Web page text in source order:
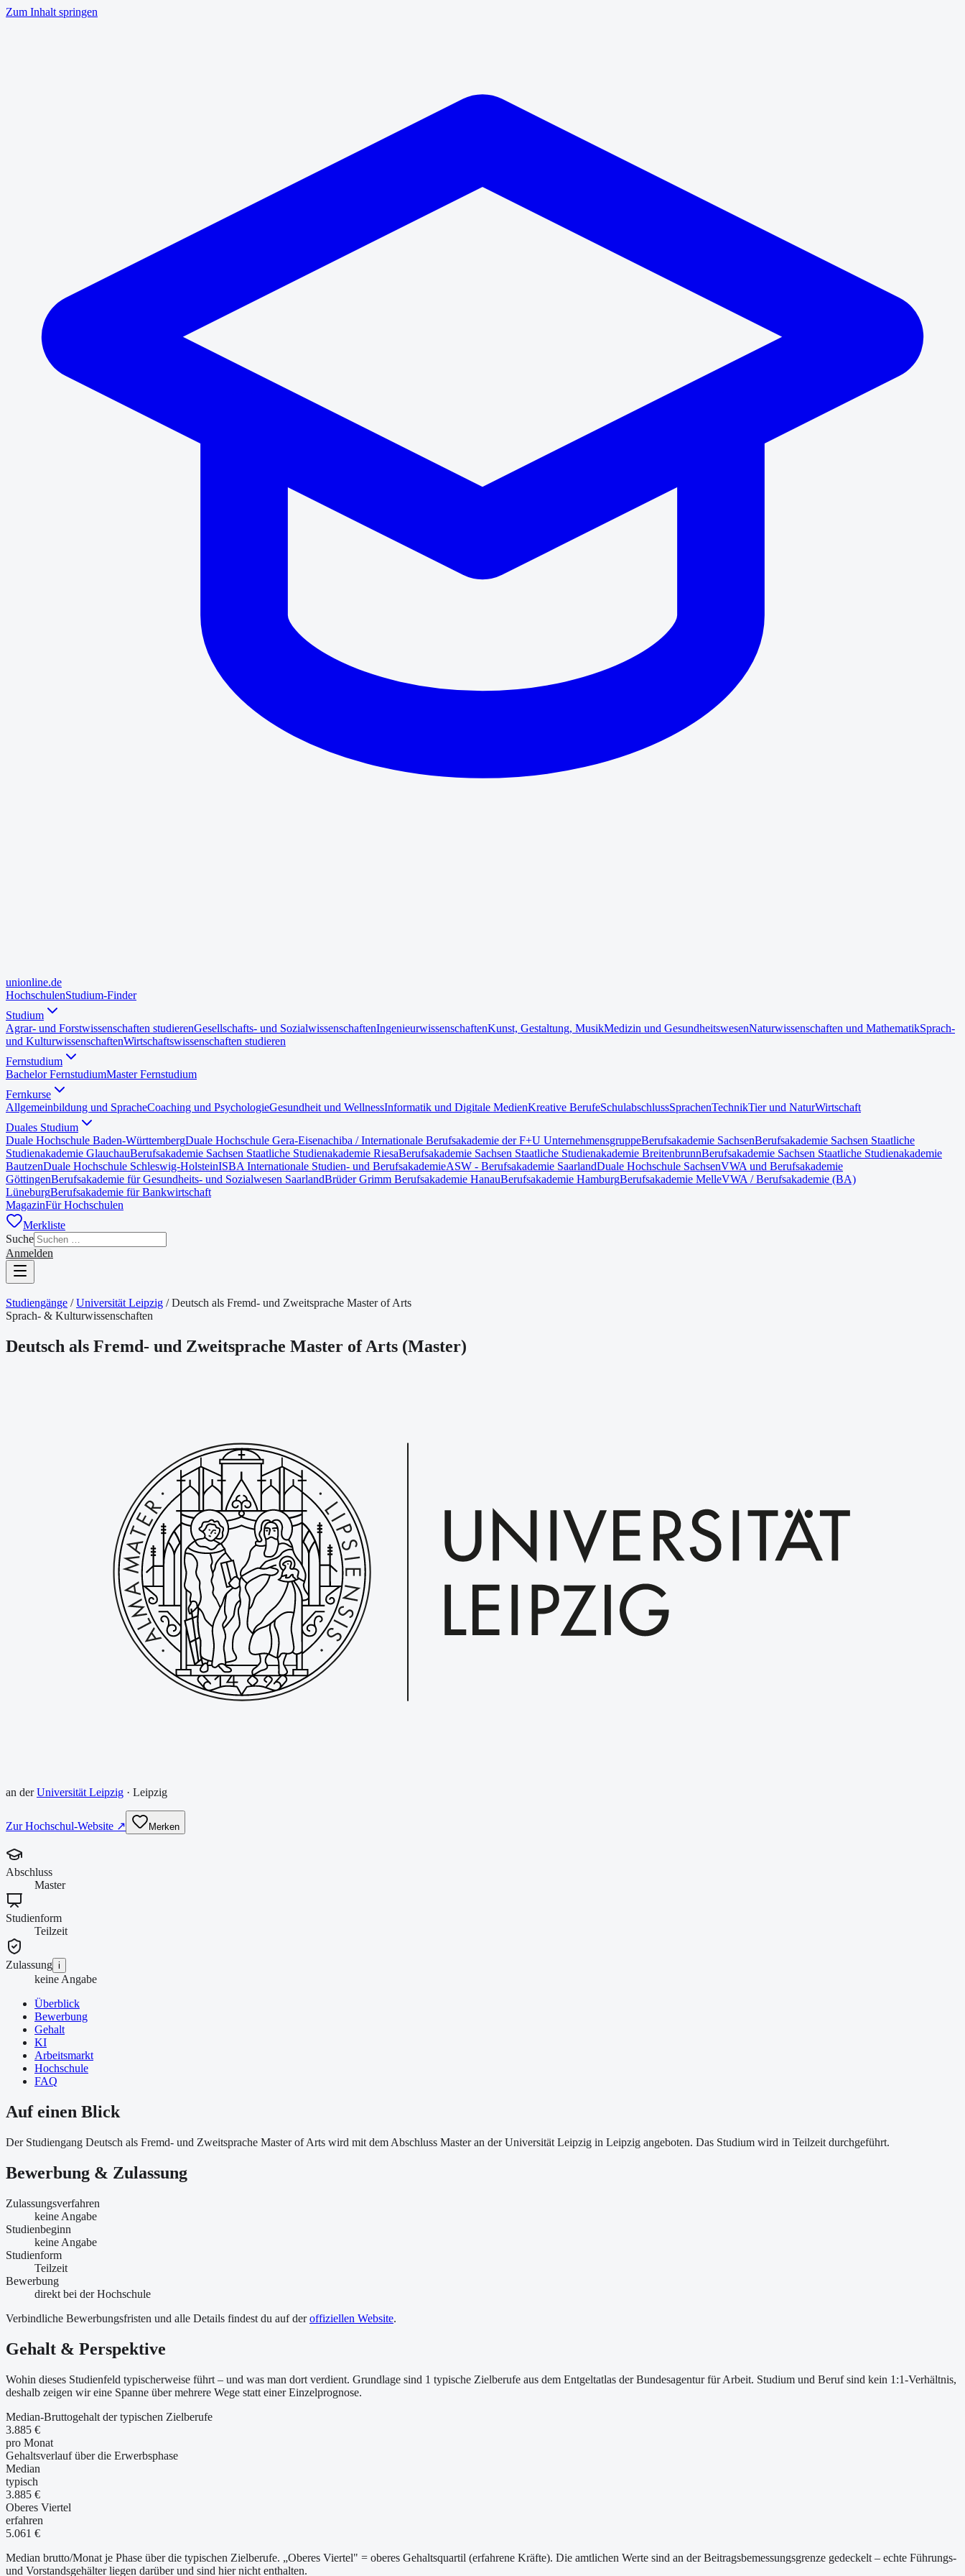
Zum Inhalt springen
unionline.de
HochschulenStudium-Finder
Studium
Agrar- und Forstwissenschaften studierenGesellschafts- und SozialwissenschaftenIngenieurwissenschaftenKunst, Gestaltung, MusikMedizin und GesundheitswesenNaturwissenschaften und MathematikSprach-
und KulturwissenschaftenWirtschaftswissenschaften studieren
Fernstudium
Bachelor FernstudiumMaster Fernstudium
Fernkurse
Allgemeinbildung und SpracheCoaching und PsychologieGesundheit und WellnessInformatik und Digitale MedienKreative BerufeSchulabschlussSprachenTechnikTier und NaturWirtschaft
Duales Studium
Duale Hochschule Baden-WürttembergDuale Hochschule Gera-Eisenachiba / Internationale Berufsakademie der F+U UnternehmensgruppeBerufsakademie SachsenBerufsakademie Sachsen Staatliche
Studienakademie GlauchauBerufsakademie Sachsen Staatliche Studienakademie RiesaBerufsakademie Sachsen Staatliche Studienakademie BreitenbrunnBerufsakademie Sachsen Staatliche Studienakademie
BautzenDuale Hochschule Schleswig-HolsteinISBA Internationale Studien- und BerufsakademieASW - Berufsakademie SaarlandDuale Hochschule SachsenVWA und Berufsakademie
GöttingenBerufsakademie für Gesundheits- und Sozialwesen SaarlandBrüder Grimm Berufsakademie HanauBerufsakademie HamburgBerufsakademie MelleVWA / Berufsakademie (BA)
LüneburgBerufsakademie für Bankwirtschaft
MagazinFür Hochschulen
Merkliste
Suche
Anmelden
Studiengänge / Universität Leipzig /Deutsch als Fremd- und Zweitsprache Master of Arts
Sprach- & Kulturwissenschaften
Deutsch als Fremd- und Zweitsprache Master of Arts (Master)
an derUniversität Leipzig · Leipzig
Zur Hochschul-Website ↗ Merken
Abschluss
Master
Studienform
Teilzeit
Zulassung i
keine Angabe
Überblick
Bewerbung
Gehalt
KI
Arbeitsmarkt
Hochschule
FAQ
Auf einen Blick
Der Studiengang Deutsch als Fremd- und Zweitsprache Master of Arts wird mit dem Abschluss Master an der Universität Leipzig in Leipzig angeboten. Das Studium wird in Teilzeit durchgeführt.
Bewerbung & Zulassung
Zulassungsverfahren
keine Angabe
Studienbeginn
keine Angabe
Studienform
Teilzeit
Bewerbung
direkt bei der Hochschule
Verbindliche Bewerbungsfristen und alle Details findest du auf der offiziellen Website.
Gehalt & Perspektive
Wohin dieses Studienfeld typischerweise führt – und was man dort verdient. Grundlage sind 1 typische Zielberufe aus dem Entgeltatlas der Bundesagentur für Arbeit. Studium und Beruf sind kein 1:1-Verhältnis,
deshalb zeigen wir eine Spanne über mehrere Wege statt einer Einzelprognose.
Median-Bruttogehalt der typischen Zielberufe
3.885 €
pro Monat
Gehaltsverlauf über die Erwerbsphase
Median
typisch
3.885 €
Oberes Viertel
erfahren
5.061 €
Median brutto/Monat je Phase über die typischen Zielberufe. „Oberes Viertel" = oberes Gehaltsquartil (erfahrene Kräfte). Die amtlichen Werte sind an der Beitragsbemessungsgrenze gedeckelt – echte Führungs-
und Vorstandsgehälter liegen darüber und sind hier nicht enthalten.